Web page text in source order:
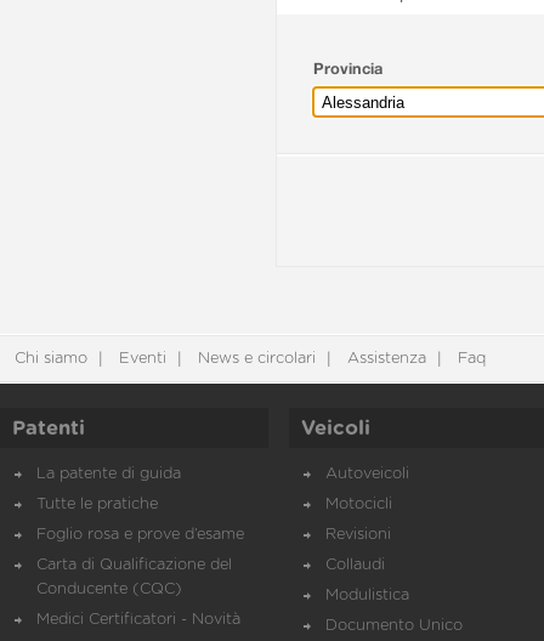
Provincia
Chi siamo Eventi News e circolari Assistenza Faq
Patenti
La patente di guida
Tutte le pratiche
Foglio rosa e prove d’esame
Carta di Qualificazione del
Conducente (CQC)
Medici Certificatori - Novità
Veicoli
Autoveicoli
Motocicli
Revisioni
Collaudi
Modulistica
Documento Unico